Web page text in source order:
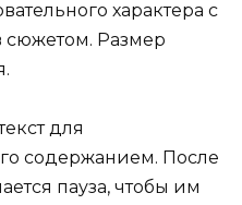
характера с
сюжетом. Размер
для
содержанием. После
пауза, чтобы им